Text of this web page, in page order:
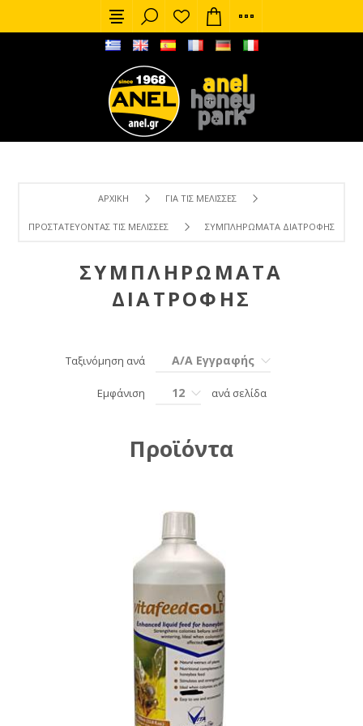
ΑΡΧΙΚΉ ΓΙΑ ΤΙΣ ΜΈΛΙΣΣΕΣ
ΠΡΟΣΤΑΤΕΎΟΝΤΑΣ ΤΙΣ ΜΈΛΙΣΣΕΣ ΣΥΜΠΛΗΡΏΜΑΤΑ ΔΙΑΤΡΟΦΉΣ
ΣΥΜΠΛΗΡΏΜΑΤΑ
ΔΙΑΤΡΟΦΉΣ
Ταξινόμηση ανά Α/Α Εγγραφής
Εμφάνιση 12 ανά σελίδα
Προϊόντα